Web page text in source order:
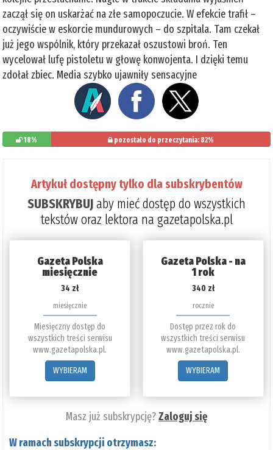
zaczął się on uskarżać na złe samopoczucie. W efekcie trafił –
oczywiście w eskorcie mundurowych – do szpitala. Tam czekał
już jego wspólnik, który przekazał oszustowi broń. Ten
wycelował lufę pistoletu w głowę konwojenta. I dzięki temu
zdołał zbiec. Media szybko ujawniły sensacyjne
18% pozostało do przeczytania: 82%
Artykuł dostępny tylko dla subskrybentów
SUBSKRYBUJaby mieć dostęp do wszystkich
tekstów oraz lektora na gazetapolska.pl
Gazeta Polska
miesięcznie
34 zł
miesięcznie
Miesięczny dostęp do
wszystkich treści serwisu
www.gazetapolska.pl.
WYBIERAM
Gazeta Polska - na
1 rok
340 zł
rocznie
Dostęp przez rok do
wszystkich treści serwisu
www.gazetapolska.pl.
WYBIERAM
Masz już subskrypcję?Zaloguj się
W ramach subskrypcji otrzymasz: